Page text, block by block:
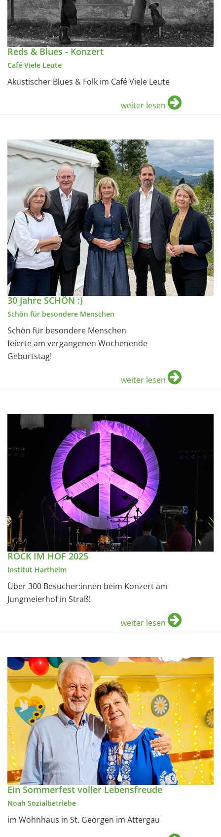
Reds & Blues - Konzert
Café Viele Leute
Akustischer Blues & Folk im Café Viele Leute
weiter lesen
30 Jahre SCHÖN :)
Schön für besondere Menschen
Schön für besondere Menschen
feierte am vergangenen Wochenende
Geburtstag!
weiter lesen
ROCK IM HOF 2025
Institut Hartheim
Über 300 Besucher:innen beim Konzert am
Jungmeierhof in Straß!
weiter lesen
Ein Sommerfest voller Lebensfreude
Noah Sozialbetriebe
im Wohnhaus in St. Georgen im Attergau